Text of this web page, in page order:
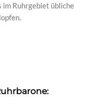
im Ruhrgebiet übliche